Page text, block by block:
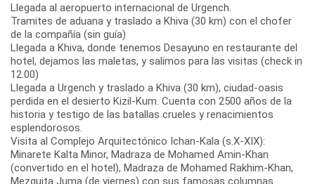
Llegada al aeropuerto internacional de Urgench.
Tramites de aduana y traslado a Khiva (30 km) con el chofer
de la compañía (sin guía)
Llegada a Khiva, donde tenemos Desayuno en restaurante del
hotel, dejamos las maletas, y salimos para las visitas (check in
12.00)
Llegada a Urgench y traslado a Khiva (30 km), ciudad-oasis
perdida en el desierto Kizil-Kum. Cuenta con 2500 años de la
historia y testigo de las batallas crueles y renacimientos
esplendorosos.
Visita al Complejo Arquitectónico Ichan-Kala (s.X-XIX):
Minarete Kalta Minor, Madraza de Mohamed Amin-Khan
(convertido en el hotel), Madraza de Mohamed Rakhim-Khan,
Mezquita Juma (de viernes) con sus famosas columnas.